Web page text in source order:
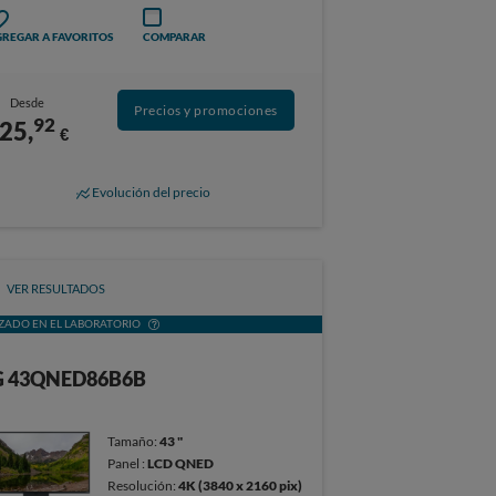
A FAVORITOS COMPARAR
Desde
92 €
Precios y promociones
Evolución del precio
VER RESULTADOS
EN EL LABORATORIO
43QNED86B6B
Tamaño: 43 "
Panel : LCD QNED
Resolución: 4K (3840 x 2160 pix)